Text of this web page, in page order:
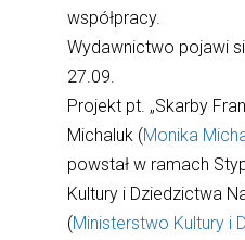
współpracy.
Wydawnictwo pojawi
27.09.
Projekt pt. „Skarby
Michaluk (Monika
powstał w ramach
Kultury i Dziedzictwa
(Ministerstwo Kultury i